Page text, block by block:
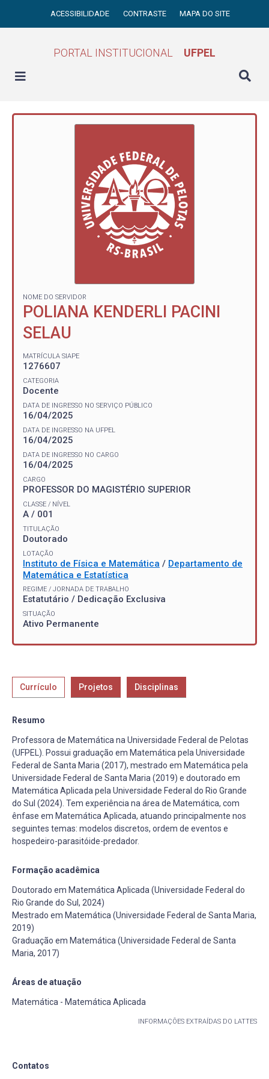
ACESSIBILIDADE CONTRASTE MAPA DO SITE
PORTAL INSTITUCIONAL UFPEL
NOME DO SERVIDOR
POLIANA KENDERLI PACINI
SELAU
MATRÍCULA SIAPE
1276607
CATEGORIA
Docente
DATA DE INGRESSO NO SERVIÇO PÚBLICO
16/04/2025
DATA DE INGRESSO NA UFPEL
16/04/2025
DATA DE INGRESSO NO CARGO
16/04/2025
CARGO
PROFESSOR DO MAGISTÉRIO SUPERIOR
CLASSE / NÍVEL
A / 001
TITULAÇÃO
Doutorado
LOTAÇÃO
Instituto de Física e Matemática / Departamento de
Matemática e Estatística
REGIME / JORNADA DE TRABALHO
Estatutário / Dedicação Exclusiva
SITUAÇÃO
Ativo Permanente
Currículo Projetos Disciplinas
Resumo
Professora de Matemática na Universidade Federal de Pelotas
(UFPEL). Possui graduação em Matemática pela Universidade
Federal de Santa Maria (2017), mestrado em Matemática pela
Universidade Federal de Santa Maria (2019) e doutorado em
Matemática Aplicada pela Universidade Federal do Rio Grande
do Sul (2024). Tem experiência na área de Matemática, com
ênfase em Matemática Aplicada, atuando principalmente nos
seguintes temas: modelos discretos, ordem de eventos e
hospedeiro-parasitóide-predador.
Formação acadêmica
Doutorado em Matemática Aplicada (Universidade Federal do
Rio Grande do Sul, 2024)
Mestrado em Matemática (Universidade Federal de Santa Maria,
2019)
Graduação em Matemática (Universidade Federal de Santa
Maria, 2017)
Áreas de atuação
Matemática - Matemática Aplicada
INFORMAÇÕES EXTRAÍDAS DO LATTES
Contatos